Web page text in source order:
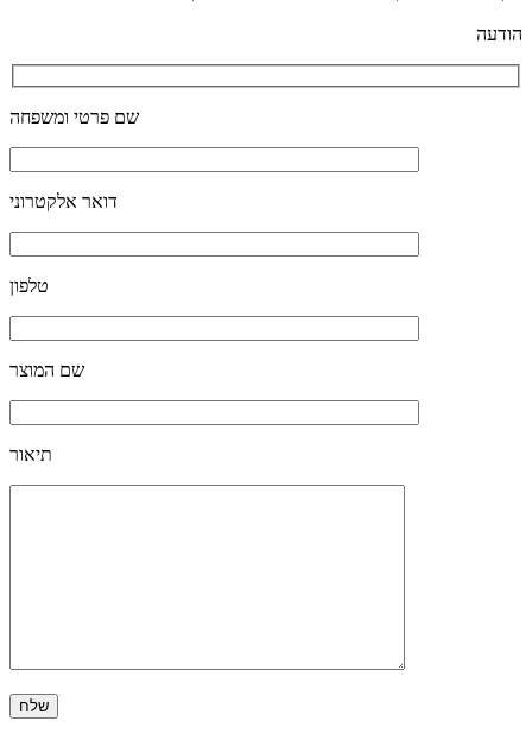
הודעה
שם פרטי ומשפחה
דואר אלקטרוני
טלפון
שם המוצר
תיאור